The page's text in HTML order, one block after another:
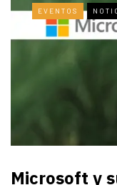
EVENTOS
Microsoft y